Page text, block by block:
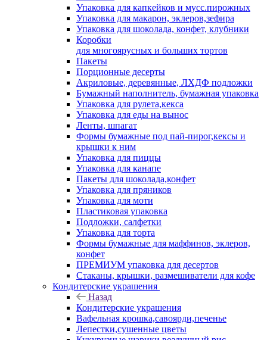
Упаковка для капкейков и мусс.пирожных
Упаковка для макарон, эклеров,зефира
Упаковка для шоколада, конфет, клубники
Коробки
для многоярусных и больших тортов
Пакеты
Порционные десерты
Акриловые, деревянные, ЛХДФ подложки
Бумажный наполнитель, бумажная упаковка
Упаковка для рулета,кекса
Упаковка для еды на вынос
Ленты, шпагат
Формы бумажные под пай-пирог,кексы и
крышки к ним
Упаковка для пиццы
Упаковка для канапе
Пакеты для шоколада,конфет
Упаковка для пряников
Упаковка для моти
Пластиковая упаковка
Подложки, салфетки
Упаковка для торта
Формы бумажные для маффинов, эклеров,
конфет
ПРЕМИУМ упаковка для десертов
Стаканы, крышки, размешиватели для кофе
Кондитерские украшения
Назад
Кондитерские украшения
Вафельная крошка,савоярди,печенье
Лепестки,сушенные цветы